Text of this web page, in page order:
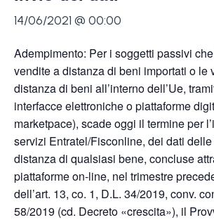
14/06/2021 @ 00:00
Adempimento: Per i soggetti passivi
vendite a distanza di beni importati o le
distanza di beni all’interno dell’Ue,
interfacce elettroniche o piattaforme
marketpace), scade oggi il termine per
servizi Entratel/Fisconline, dei dati
distanza di qualsiasi bene, concluse
piattaforme on-line, nel trimestre
dell’art. 13, co. 1, D.L. 34/2019, conv.
58/2019 (cd. Decreto «crescita»), il